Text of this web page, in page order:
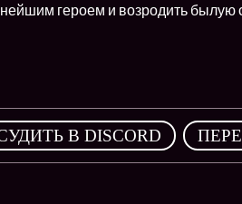
героем и возродить былую
В DISCORD ,